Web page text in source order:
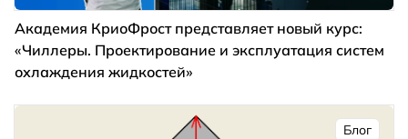
Академия КриоФрост представляет новый курс:
«Чиллеры. Проектирование и эксплуатация систем
охлаждения жидкостей»
Блог